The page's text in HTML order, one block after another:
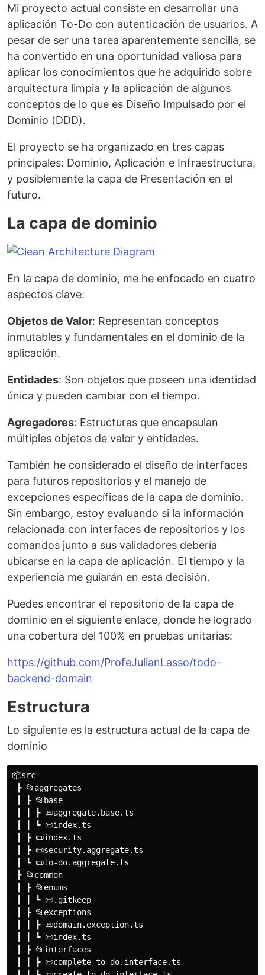
Mi proyecto actual consiste en desarrollar una
aplicación To-Do con autenticación de usuarios. A
pesar de ser una tarea aparentemente sencilla, se
ha convertido en una oportunidad valiosa para
aplicar los conocimientos que he adquirido sobre
arquitectura limpia y la aplicación de algunos
conceptos de lo que es Diseño Impulsado por el
Dominio (DDD).
El proyecto se ha organizado en tres capas
principales: Dominio, Aplicación e Infraestructura,
y posiblemente la capa de Presentación en el
futuro.
La capa de dominio
En la capa de dominio, me he enfocado en cuatro
aspectos clave:
Objetos de Valor: Representan conceptos
inmutables y fundamentales en el dominio de la
aplicación.
Entidades: Son objetos que poseen una identidad
única y pueden cambiar con el tiempo.
Agregadores: Estructuras que encapsulan
múltiples objetos de valor y entidades.
También he considerado el diseño de interfaces
para futuros repositorios y el manejo de
excepciones específicas de la capa de dominio.
Sin embargo, estoy evaluando si la información
relacionada con interfaces de repositorios y los
comandos junto a sus validadores debería
ubicarse en la capa de aplicación. El tiempo y la
experiencia me guiarán en esta decisión.
Puedes encontrar el repositorio de la capa de
dominio en el siguiente enlace, donde he logrado
una cobertura del 100% en pruebas unitarias:
https://github.com/ProfeJulianLasso/todo-
backend-domain
Estructura
Lo siguiente es la estructura actual de la capa de
dominio
📦src
┣ 📂aggregates
┃ ┣ 📂base
┃ ┃ ┣ 📜aggregate.base.ts
┃ ┃ ┗ 📜index.ts
┃ ┣ 📜index.ts
┃ ┣ 📜security.aggregate.ts
┃ ┗ 📜to-do.aggregate.ts
┣ 📂common
┃ ┣ 📂enums
┃ ┃ ┗ 📜.gitkeep
┃ ┣ 📂exceptions
┃ ┃ ┣ 📜domain.exception.ts
┃ ┃ ┗ 📜index.ts
┃ ┣ 📂interfaces
┃ ┃ ┣ 📜complete-to-do.interface.ts